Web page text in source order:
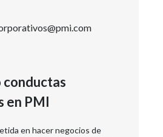
en PMI
en hacer negocios de